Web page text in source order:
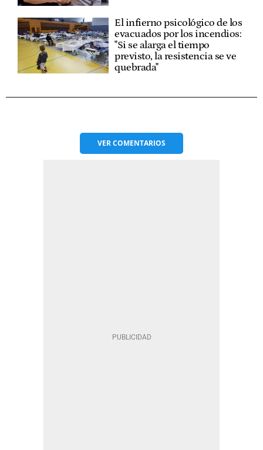
El infierno psicológico de los
evacuados por los incendios:
"Si se alarga el tiempo
previsto, la resistencia se ve
quebrada"
VERCOMENTARIOS